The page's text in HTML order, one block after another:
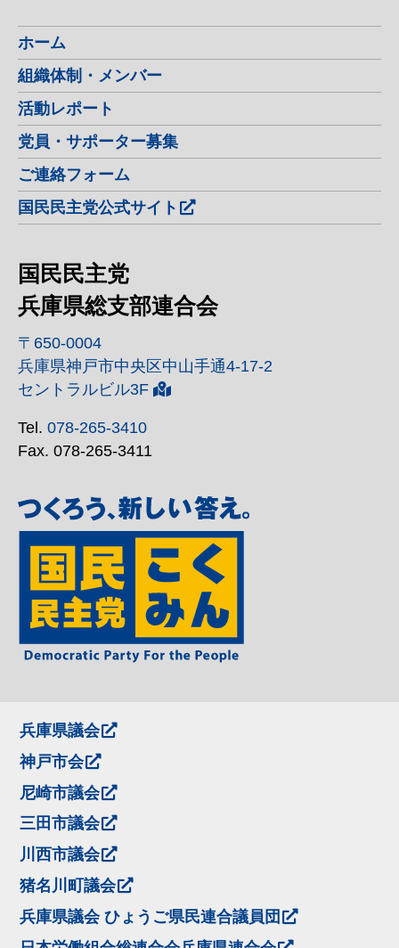
ホーム
組織体制・メンバー
活動レポート
党員・サポーター募集
ご連絡フォーム
国民民主党公式サイト
国民民主党
兵庫県総支部連合会
〒650-0004
兵庫県神戸市中央区中山手通4-17-2
セントラルビル3F
Tel. 078-265-3410
Fax. 078-265-3411
兵庫県議会
神戸市会
尼崎市議会
三田市議会
川西市議会
猪名川町議会
兵庫県議会 ひょうご県民連合議員団